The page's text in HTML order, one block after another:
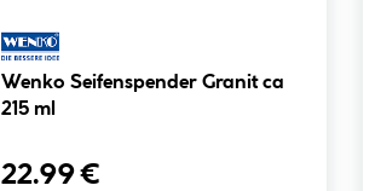
Wenko Seifenspender Granit ca
215 ml
22.99 €